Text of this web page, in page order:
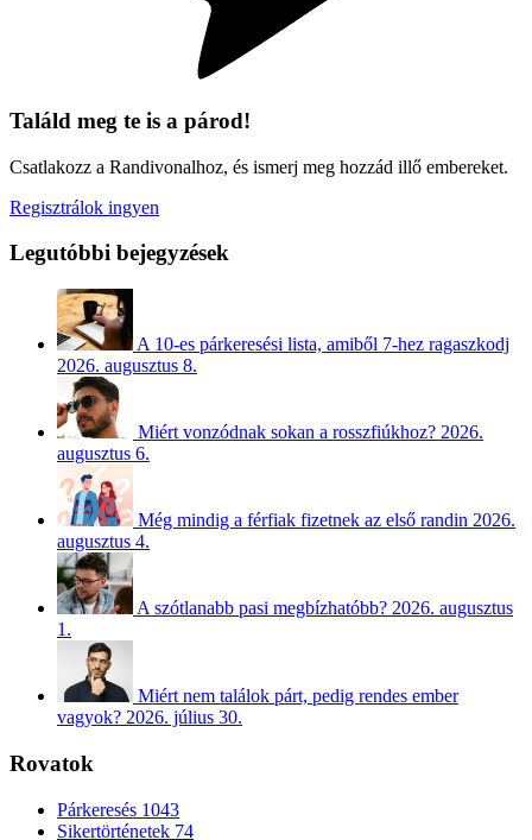
Találd meg te is a párod!
Csatlakozz a Randivonalhoz, és ismerj meg hozzád illő embereket.
Regisztrálok ingyen
Legutóbbi bejegyzések
A 10-es párkeresési lista, amiből 7-hez ragaszkodj
2026. augusztus 8.
Miért vonzódnak sokan a rosszfiúkhoz? 2026.
augusztus 6.
Még mindig a férfiak fizetnek az első randin 2026.
augusztus 4.
A szótlanabb pasi megbízhatóbb? 2026. augusztus
1.
Miért nem találok párt, pedig rendes ember
vagyok? 2026. július 30.
Rovatok
Párkeresés 1043
Sikertörténetek 74